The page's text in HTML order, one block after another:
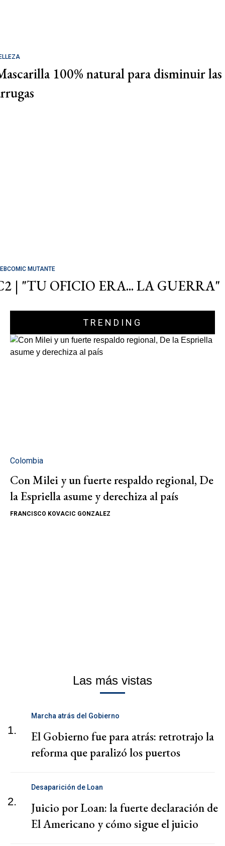
100% natural para disminuir las
MUTANTE
| "TU OFICIO ERA... LA GUERRA"
TRENDING
Colombia
Con Milei y un fuerte respaldo regional, De
la Espriella asume y derechiza al país
FRANCISCO KOVACIC GONZALEZ
Las más vistas
1.
Marcha atrás del Gobierno
El Gobierno fue para atrás: retrotrajo la
reforma que paralizó los puertos
2.
Desaparición de Loan
Juicio por Loan: la fuerte declaración de
El Americano y cómo sigue el juicio